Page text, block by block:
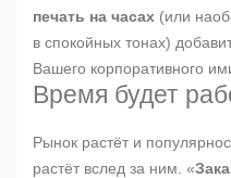
печать на часах (или
в спокойных тонах)
Вашего корпоративного
Время будет
Рынок растёт и
растёт вслед за ним. «